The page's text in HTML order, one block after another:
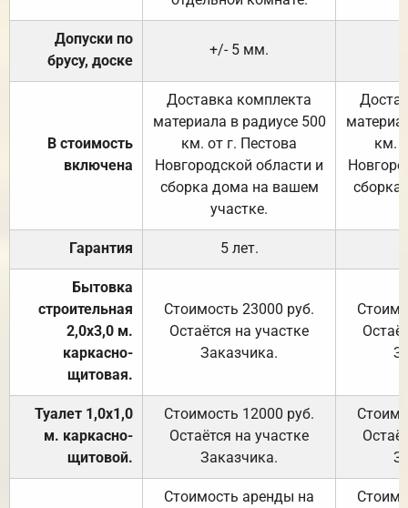
Допуски по
брусу, доске
+/- 5 мм.
В стоимость
включена
Доставка комплекта
материала в радиусе 500
км. от г. Пестова
Новгородской области и
сборка дома на вашем
участке.
км.
Гарантия 5 лет.
Бытовка
строительная
2,0х3,0 м.
каркасно-
щитовая.
Стоимость 23000 руб.
Остаётся на участке
Заказчика.
Туалет 1,0х1,0
м. каркасно-
щитовой.
Стоимость 12000 руб.
Остаётся на участке
Заказчика.
Стоимость аренды на